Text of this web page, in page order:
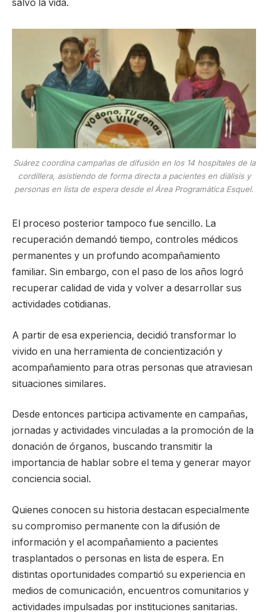
salvó la vida.
Suárez coordina campañas de difusión en los 14 hospitales de la
cordillera, asistiendo de forma directa a pacientes en diálisis y
personas en lista de espera desde el Área Programática Esquel.
El proceso posterior tampoco fue sencillo. La
recuperación demandó tiempo, controles médicos
permanentes y un profundo acompañamiento
familiar. Sin embargo, con el paso de los años logró
recuperar calidad de vida y volver a desarrollar sus
actividades cotidianas.
A partir de esa experiencia, decidió transformar lo
vivido en una herramienta de concientización y
acompañamiento para otras personas que atraviesan
situaciones similares.
Desde entonces participa activamente en campañas,
jornadas y actividades vinculadas a la promoción de la
donación de órganos, buscando transmitir la
importancia de hablar sobre el tema y generar mayor
conciencia social.
Quienes conocen su historia destacan especialmente
su compromiso permanente con la difusión de
información y el acompañamiento a pacientes
trasplantados o personas en lista de espera. En
distintas oportunidades compartió su experiencia en
medios de comunicación, encuentros comunitarios y
actividades impulsadas por instituciones sanitarias.